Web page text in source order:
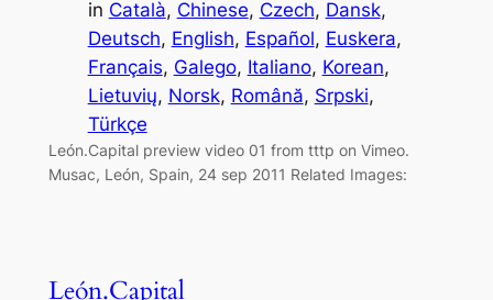
in Català, Chinese, Czech, Dansk
Deutsch, English, Español, Euskera
Français, Galego, Italiano, Korean
Lietuvių, Norsk, Română, Srpski
Türkçe
León.Capital preview video 01 from tttp on Vimeo.
Musac, León, Spain, 24 sep 2011 Related Images:
León.Capital